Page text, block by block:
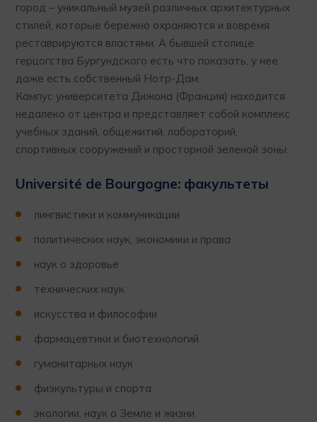
город – уникальный музей различных архитектурных
стилей, которые бережно охраняются и вовремя
реставрируются властями. А бывшей столице
герцогства Бургундского есть что показать, у нее
даже есть собственный Нотр-Дам.
Кампус университета Дижона (Франция) находится
недалеко от центра и представляет собой комплекс
учебных зданий, общежитий, лабораторий,
спортивных сооружений и просторной зеленой зоны.
Université de Bourgogne: факультеты
лингвистики и коммуникации
политических наук, экономики и права
наук о здоровье
технических наук
искусства и философии
фармацевтики и биотехнологий
гуманитарных наук
физкультуры и спорта
экологии, наук о Земле и жизни